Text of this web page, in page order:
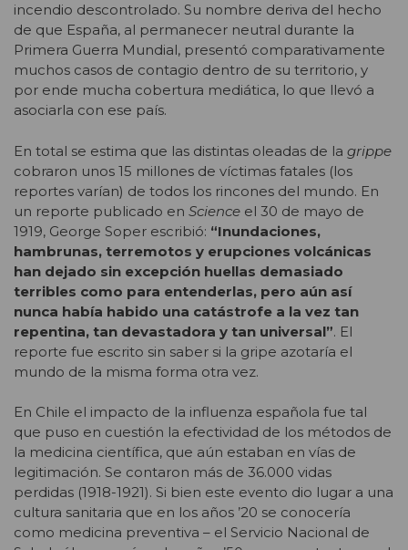
incendio descontrolado. Su nombre deriva del hecho
de que España, al permanecer neutral durante la
Primera Guerra Mundial, presentó comparativamente
muchos casos de contagio dentro de su territorio, y
por ende mucha cobertura mediática, lo que llevó a
asociarla con ese país.
En total se estima que las distintas oleadas de la grippe
cobraron unos 15 millones de víctimas fatales (los
reportes varían) de todos los rincones del mundo. En
un reporte publicado en Science el 30 de mayo de
1919, George Soper escribió: “Inundaciones,
hambrunas, terremotos y erupciones volcánicas
han dejado sin excepción huellas demasiado
terribles como para entenderlas, pero aún así
nunca había habido una catástrofe a la vez tan
repentina, tan devastadora y tan universal”. El
reporte fue escrito sin saber si la gripe azotaría el
mundo de la misma forma otra vez.
En Chile el impacto de la influenza española fue tal
que puso en cuestión la efectividad de los métodos de
la medicina científica, que aún estaban en vías de
legitimación. Se contaron más de 36.000 vidas
perdidas (1918-1921). Si bien este evento dio lugar a una
cultura sanitaria que en los años ’20 se conocería
como medicina preventiva – el Servicio Nacional de